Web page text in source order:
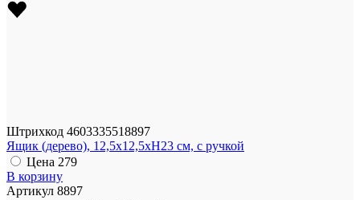
Штрихкод 4603335518897
Ящик (дерево), 12,5x12,5xH23 см, с ручкой
Цена 279
В корзину
Артикул 8897